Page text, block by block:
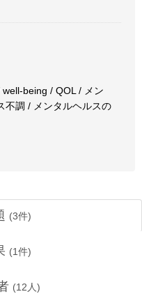
being / QOL / メン
不調 / メンタルヘルスの
(3件)
(1件)
(12 人)